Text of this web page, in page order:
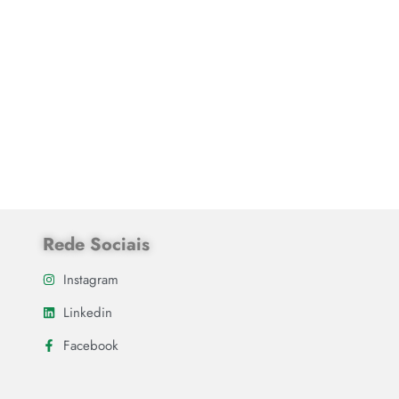
Rede Sociais
Instagram
Linkedin
Facebook